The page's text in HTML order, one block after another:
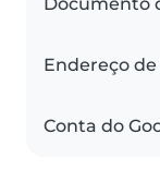
Endereço
Conta do